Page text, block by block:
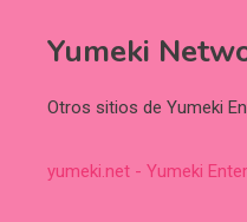
Yumeki
Otros sitios de Yumeki
yumeki.net - Yumeki